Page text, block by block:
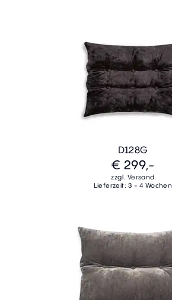
D128G
€ 299,-
zzgl. Versand
Lieferzeit: 3 - 4 Wochen